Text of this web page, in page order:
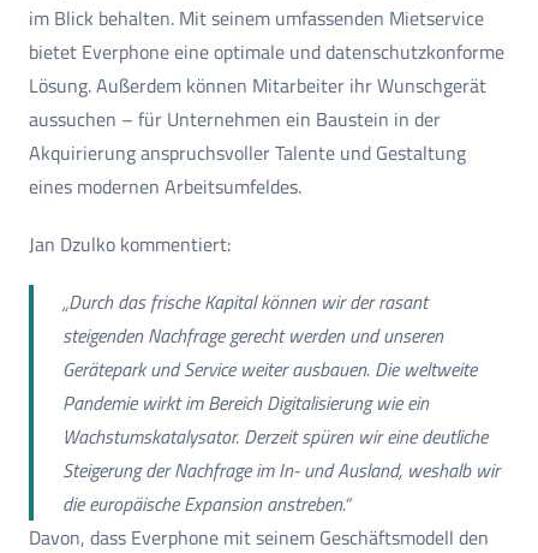
im Blick behalten. Mit seinem umfassenden Mietservice
bietet Everphone eine optimale und datenschutzkonforme
Lösung. Außerdem können Mitarbeiter ihr Wunschgerät
aussuchen – für Unternehmen ein Baustein in der
Akquirierung anspruchsvoller Talente und Gestaltung
eines modernen Arbeitsumfeldes.
Jan Dzulko kommentiert:
„Durch das frische Kapital können wir der rasant
steigenden Nachfrage gerecht werden und unseren
Gerätepark und Service weiter ausbauen. Die weltweite
Pandemie wirkt im Bereich Digitalisierung wie ein
Wachstumskatalysator. Derzeit spüren wir eine deutliche
Steigerung der Nachfrage im In- und Ausland, weshalb wir
die europäische Expansion anstreben.“
Davon, dass Everphone mit seinem Geschäftsmodell den